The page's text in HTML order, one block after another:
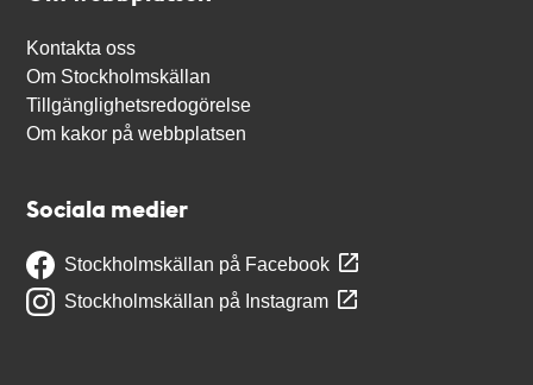
Kontakta oss
Om Stockholmskällan
Tillgänglighetsredogörelse
Om kakor på webbplatsen
Sociala medier
Stockholmskällan på Facebook
Stockholmskällan på Instagram